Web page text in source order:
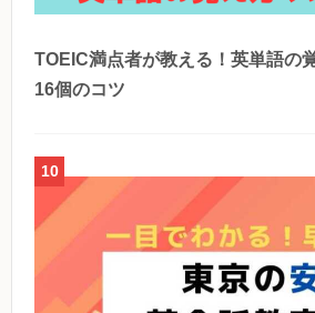
TOEIC満点者が教える！英単語の
16個のコツ
10